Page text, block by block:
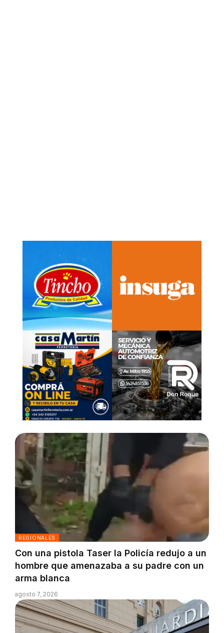
REGIONALES
Con una pistola Taser la Policía redujo a un
hombre que amenazaba a su padre con un
arma blanca
agosto 7, 2026